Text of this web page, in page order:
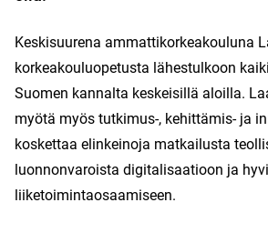
Keskisuurena ammattikorkeakouluna
korkeakouluopetusta lähestulkoon
Suomen kannalta keskeisillä aloilla.
myötä myös tutkimus-, kehittämis- ja
koskettaa elinkeinoja matkailusta
luonnonvaroista digitalisaatioon ja
liiketoimintaosaamiseen.